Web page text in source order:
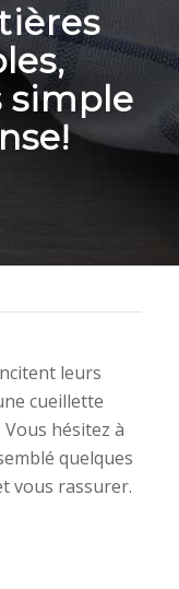
simple
leurs
cueillette
hésitez à
quelques
vous rassurer.